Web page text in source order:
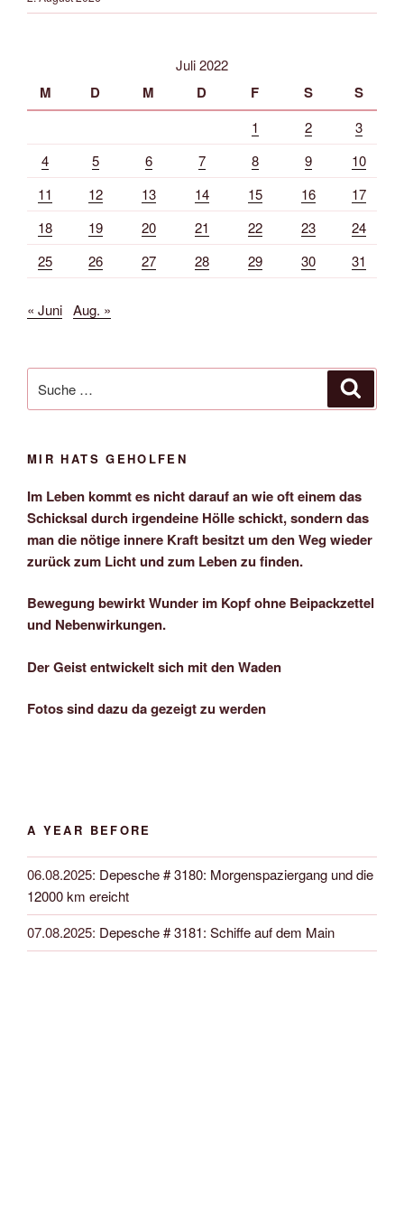
Juli 2022
M D M D F S S
1 2
3
4
5 6 7 8 9
10
11
12 13 14 15 16
17
18
19 20 21 22 23
24
25
26 27 28 29 30 31
« Juni Aug. »
nach:
MIR HATS GEHOLFEN
Im Leben kommt es nicht darauf an wie oft einem das
Schicksal durch irgendeine Hölle schickt, sondern das
man die nötige innere Kraft besitzt um den Weg wieder
zurück zum Licht und zum Leben zu finden.
Bewegung bewirkt Wunder im Kopf ohne Beipackzettel
und Nebenwirkungen.
Der Geist entwickelt sich mit den Waden
Fotos sind dazu da gezeigt zu werden
A YEAR BEFORE
06.08.2025: Depesche # 3180: Morgenspaziergang und die
12000 km ereicht
07.08.2025: Depesche # 3181: Schiffe auf dem Main